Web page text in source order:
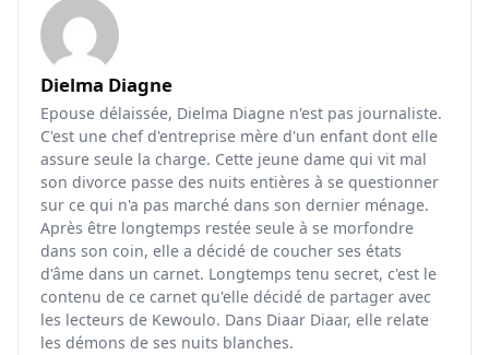
Dielma Diagne
Epouse délaissée, Dielma Diagne n'est pas journaliste.
C'est une chef d'entreprise mère d'un enfant dont elle
assure seule la charge. Cette jeune dame qui vit mal
son divorce passe des nuits entières à se questionner
sur ce qui n'a pas marché dans son dernier ménage.
Après être longtemps restée seule à se morfondre
dans son coin, elle a décidé de coucher ses états
d'âme dans un carnet. Longtemps tenu secret, c'est le
contenu de ce carnet qu'elle décidé de partager avec
les lecteurs de Kewoulo. Dans Diaar Diaar, elle relate
les démons de ses nuits blanches.